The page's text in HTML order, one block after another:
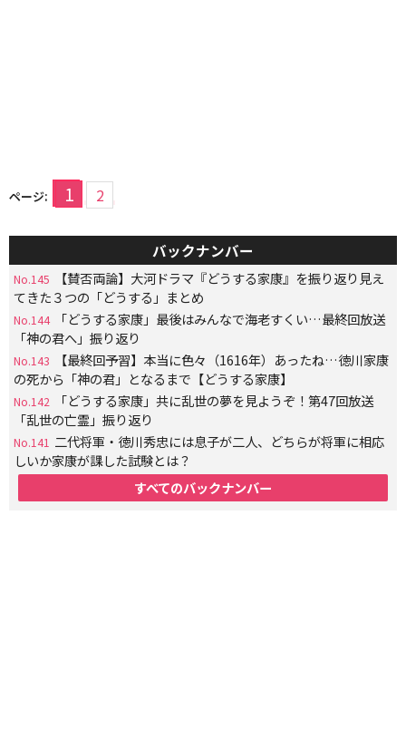
ページ: 1 2
バックナンバー
No.145
【賛否両論】大河ドラマ『どうする家康』を振り返り見え
てきた３つの「どうする」まとめ
No.144
「どうする家康」最後はみんなで海老すくい…最終回放送
「神の君へ」振り返り
No.143
【最終回予習】本当に色々（1616年）あったね…徳川家康
の死から「神の君」となるまで【どうする家康】
No.142
「どうする家康」共に乱世の夢を見ようぞ！第47回放送
「乱世の亡霊」振り返り
No.141 二代将軍・徳川秀忠には息子が二人、どちらが将軍に相応
しいか家康が課した試験とは？
すべてのバックナンバー